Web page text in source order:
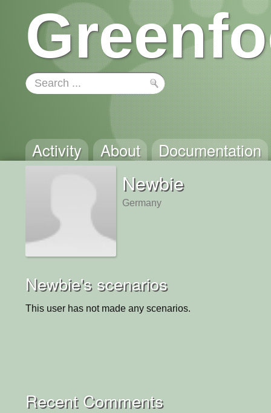
Activity About Documentation
Newbie
Germany
Newbie's scenarios
This user has not made any scenarios.
Recent Comments